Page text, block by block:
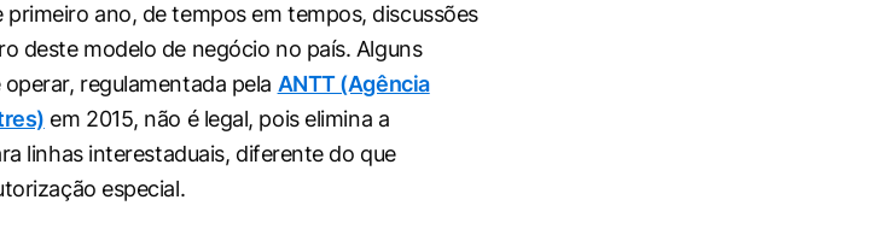
ano, de tempos em tempos, discussões
deste modelo de negócio no país. Alguns
regulamentada pela ANTT (Agência
em 2015, não é legal, pois elimina a
linhas interestaduais, diferente do que
especial.